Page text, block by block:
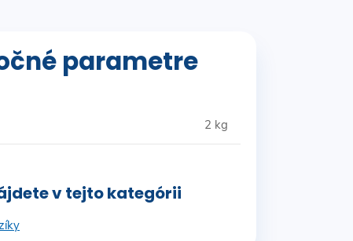
parametre
2 kg
v tejto kategórii